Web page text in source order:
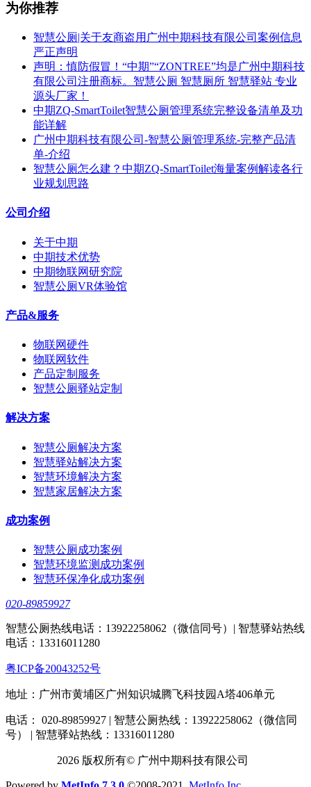
为你推荐
智慧公厕|关于友商盗用广州中期科技有限公司案例信息
严正声明
声明：慎防假冒！“中期”“ZONTREE”均是广州中期科技
有限公司注册商标。智慧公厕 智慧厕所 智慧驿站 专业
源头厂家！
中期ZQ-SmartToilet智慧公厕管理系统完整设备清单及功
能详解
广州中期科技有限公司-智慧公厕管理系统-完整产品清
单-介绍
智慧公厕怎么建？中期ZQ-SmartToilet海量案例解读各行
业规划思路
公司介绍
关于中期
中期技术优势
中期物联网研究院
智慧公厕VR体验馆
产品&服务
物联网硬件
物联网软件
产品定制服务
智慧公厕驿站定制
解决方案
智慧公厕解决方案
智慧驿站解决方案
智慧环境解决方案
智慧家居解决方案
成功案例
智慧公厕成功案例
智慧环境监测成功案例
智慧环保净化成功案例
020-89859927
智慧公厕热线电话：13922258062（微信同号）| 智慧驿站热线
电话：13316011280
粤ICP备20043252号
地址：广州市黄埔区广州知识城腾飞科技园A塔406单元
电话： 020-89859927 | 智慧公厕热线：13922258062（微信同
号） | 智慧驿站热线：13316011280
2026 版权所有© 广州中期科技有限公司